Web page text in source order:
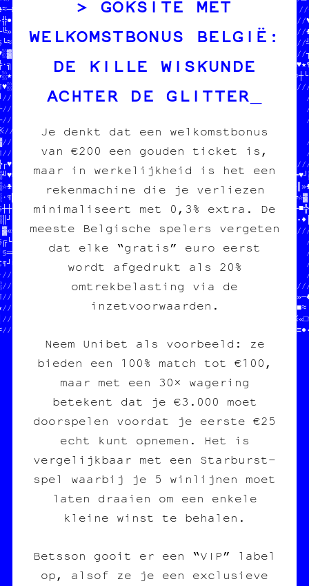
des cartes postales//  EHM/Z|9€€*
des posters        //  +2/X9HS$G -
//  €YW+|D6L#
0W6QQ0S/JBIGQX//
//┌■♦╬╝┐┼─♥//////////////////
SOUTENIR LE PROJET          //
tout pour l'image imprimée  //
// ////  JEAN-CHAT ET MOOMIN
P=+ JR9VXO/€*Q0V$Z₿      LU ////  ONT MANGÉ TOUS LES SOUS
J$UR XICZNWO7DB0=B8X5RB7#LW ////  EN CROQUETTES
%U ////  HELP HELP
3/   //
P€PHER H*/ CMR£ONE   //
8a\6ine 8// édition  25   //
cESAlGF4i //6 d8yX₿  K/b  //IR LE PROJET
5£   //our l'image imprimée
on fait des pin's    ////                           4//
des affiches         ////  18XZW\$#R9L£L$5H9$N      R//☆░♥■≈
des cartes postales  ////  £MI ¥&+VÉ0¥91/ 4E* ODZT  T//
des posters          ////  -C CZ+4S\¥4T/     TAPR€Q ///
WELKOMSTBONUS BELGIË:
DE KILLE WISKUNDE
ACHTER DE GLITTER
Je denkt dat een welkomstbonus
van €200 een gouden ticket is,
maar in werkelijkheid is het een
rekenmachine die je verliezen
minimaliseert met 0,3% extra. De
meeste Belgische spelers vergeten
dat elke “gratis” euro eerst
wordt afgedrukt als 20%
omtrekbelasting via de
inzetvoorwaarden.
Neem Unibet als voorbeeld: ze
bieden een 100% match tot €100,
maar met een 30× wagering
betekent dat je €3.000 moet
doorspelen voordat je eerste €25
echt kunt opnemen. Het is
vergelijkbaar met een Starburst-
spel waarbij je 5 winlijnen moet
laten draaien om een enkele
kleine winst te behalen.
Betsson gooit er een “VIP” label
op, alsof ze je een exclusieve